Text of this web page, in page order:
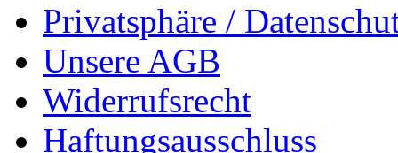
Privatsphäre /
Unsere AGB
Widerrufsrecht
Haftungsausschluss